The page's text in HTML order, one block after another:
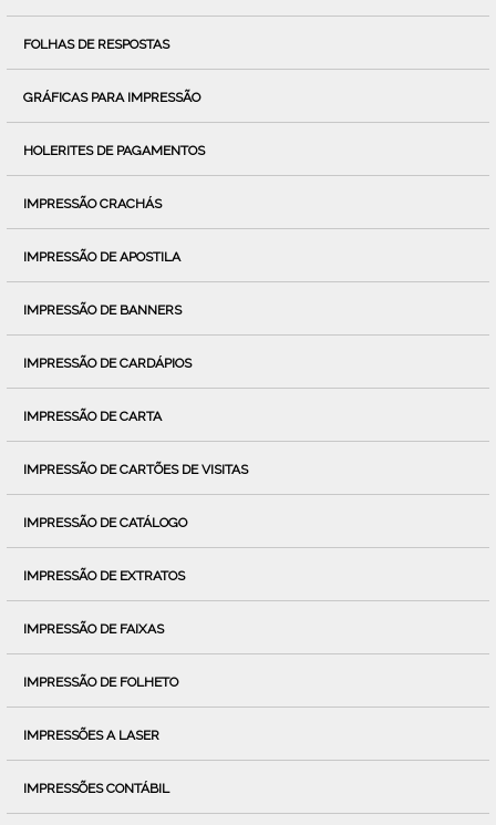
FOLHAS DE RESPOSTAS
GRÁFICAS PARA IMPRESSÃO
HOLERITES DE PAGAMENTOS
IMPRESSÃO CRACHÁS
IMPRESSÃO DE APOSTILA
IMPRESSÃO DE BANNERS
IMPRESSÃO DE CARDÁPIOS
IMPRESSÃO DE CARTA
IMPRESSÃO DE CARTÕES DE VISITAS
IMPRESSÃO DE CATÁLOGO
IMPRESSÃO DE EXTRATOS
IMPRESSÃO DE FAIXAS
IMPRESSÃO DE FOLHETO
IMPRESSÕES A LASER
IMPRESSÕES CONTÁBIL